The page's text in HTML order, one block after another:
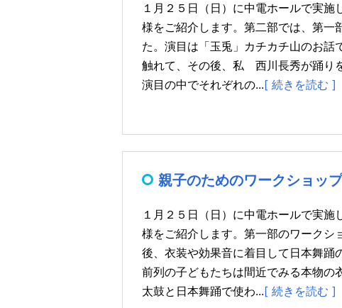
１月２５日（日）に中電ホールで実
様をご紹介します。第二部では、第一
た。演目は「玉兎」カチカチ山のお話
触れて、その後、私 西川長秀が踊り
演目の中でそれぞれの...[ 続きを読む ]
親子のためのワークショッ
１月２５日（日）に中電ホールで実
様をご紹介します。第一部のワークシ
後、衣装や効果音に着目して日本舞踊
前列の子どもたちは間近でみる本物の
太鼓と日本舞踊で使わ...[ 続きを読む ]